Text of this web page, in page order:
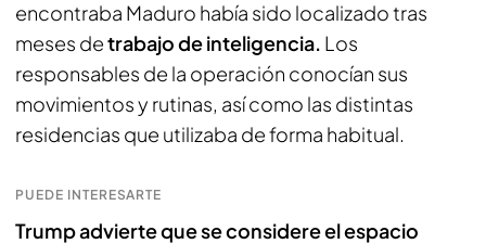
encontraba Maduro había sido localizado tras
meses detrabajo de inteligencia. Los
responsables de la operación conocían sus
movimientos y rutinas, así como las distintas
residencias que utilizaba de forma habitual.
PUEDE INTERESARTE
Trump advierte que se considere el espacio